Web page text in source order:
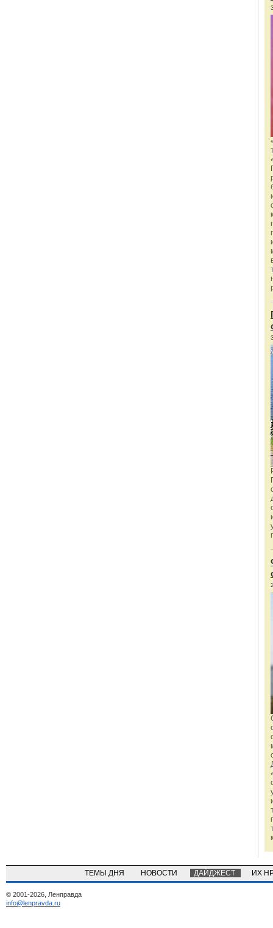
ТЕМЫ ДНЯ НОВОСТИ ДАЙДЖЕСТ ИХ
© 2001-2026, Ленправда
info@lenpravda.ru